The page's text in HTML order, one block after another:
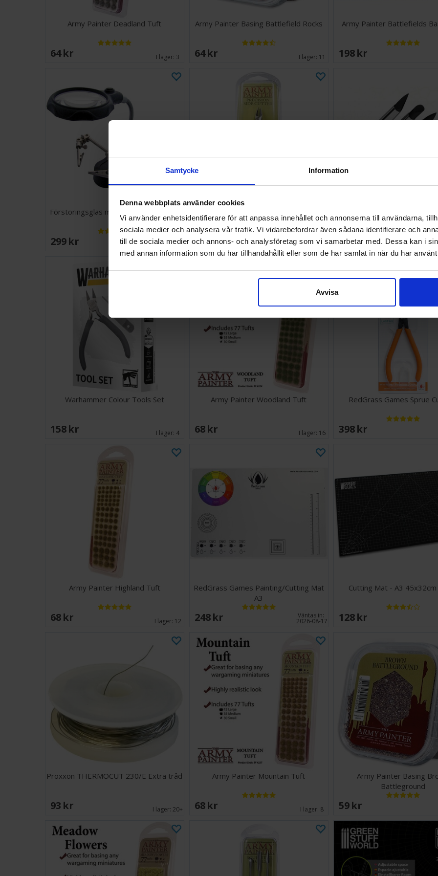
Samtycke Information
Denna webbplats använder cookies
Vi använder enhetsidentifierare för att anpassa innehållet och annonserna till användarna,
sociala medier och analysera vår trafik. Vi vidarebefordrar även sådana identifierare och
till de sociala medier och annons- och analysföretag som vi samarbetar med. Dessa kan i
med annan information som du har tillhandahållit eller som de har samlat in när du har
Avvisa
Army Painter Deadland Tuft
64 SEK I lager: 3
Army Painter Basing Battlefield Rocks
64 SEK I lager: 11
Army Painter Battlefields
198 SEK
Förstoringsglas med lampa och hållare
299 SEK I lager:20+ 138 SEK I lager:20+ 168 SEK
Warhammer Colour Tools Set
158 SEK I lager: 4
Army Painter Woodland Tuft
68 SEK I lager: 16
RedGrass Games Sprue
398 SEK
Army Painter Highland Tuft
68 SEK I lager: 12
RedGrass Games Painting/Cutting Mat
A3
248 SEK Väntas in:
2026-08-17
Cutting Mat - A3
128 SEK
Proxxon THERMOCUT 230/E Extra tråd
93 SEK I lager:20+
Army Painter Mountain Tuft
68 SEK I lager: 8
Army Painter Basing
Battleground
59 SEK